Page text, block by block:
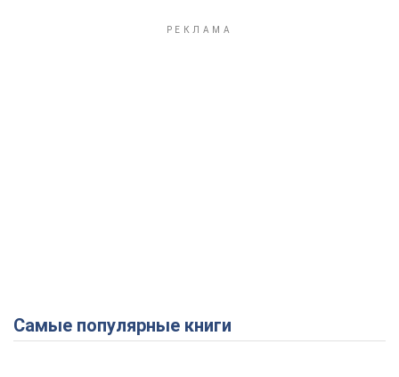
Самые популярные книги